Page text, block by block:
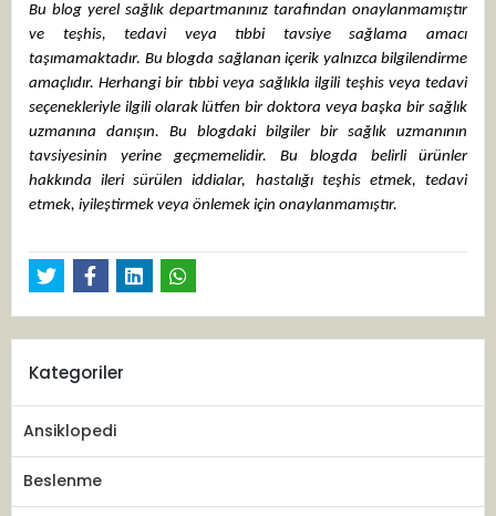
Bu blog yerel sağlık departmanınız tarafından onaylanmamıştır
ve teşhis, tedavi veya tıbbi tavsiye sağlama amacı
taşımamaktadır. Bu blogda sağlanan içerik yalnızca bilgilendirme
amaçlıdır. Herhangi bir tıbbi veya sağlıkla ilgili teşhis veya tedavi
seçenekleriyle ilgili olarak lütfen bir doktora veya başka bir sağlık
uzmanına danışın. Bu blogdaki bilgiler bir sağlık uzmanının
tavsiyesinin yerine geçmemelidir. Bu blogda belirli ürünler
hakkında ileri sürülen iddialar, hastalığı teşhis etmek, tedavi
etmek, iyileştirmek veya önlemek için onaylanmamıştır.
Kategoriler
Ansiklopedi
Beslenme